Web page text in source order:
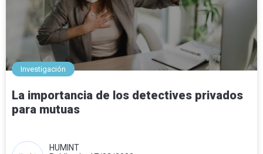
Investigación
La importancia de los detectives privados
para mutuas
HUMINT